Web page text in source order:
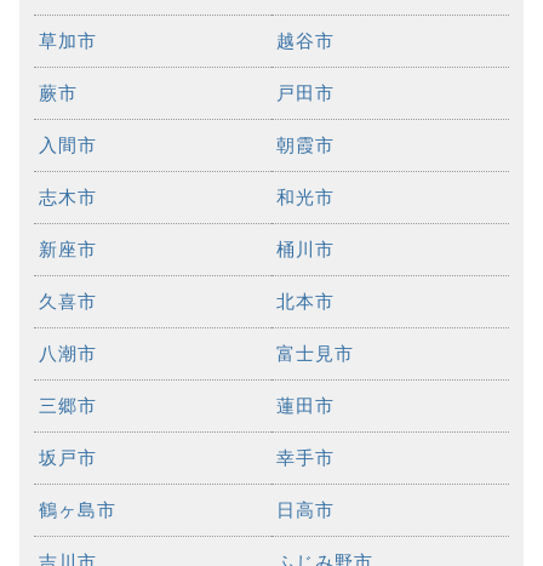
草加市 越谷市
蕨市 戸田市
入間市 朝霞市
志木市 和光市
新座市 桶川市
久喜市 北本市
八潮市 富士見市
三郷市 蓮田市
坂戸市 幸手市
鶴ヶ島市 日高市
吉川市 ふじみ野市